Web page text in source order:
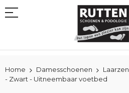
naar
Home Damesschoenen Laarzen
- Zwart - Uitneembaar voetbed